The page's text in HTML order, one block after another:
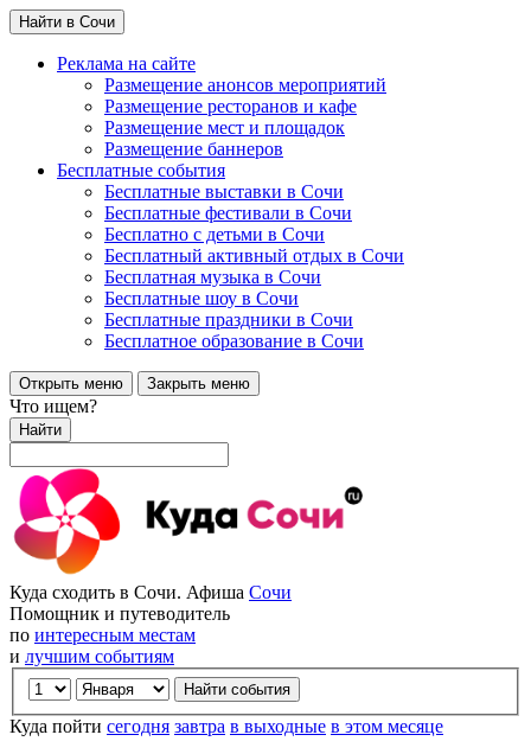
Найти в Сочи
Реклама на сайте
Размещение анонсов мероприятий
Размещение ресторанов и кафе
Размещение мест и площадок
Размещение баннеров
Бесплатные события
Бесплатные выставки в Сочи
Бесплатные фестивали в Сочи
Бесплатно с детьми в Сочи
Бесплатный активный отдых в Сочи
Бесплатная музыка в Сочи
Бесплатные шоу в Сочи
Бесплатные праздники в Сочи
Бесплатное образование в Сочи
Открыть меню Закрыть меню
Что ищем?
Найти
Куда сходить в Сочи. Афиша Сочи
Помощник и путеводитель
по интересным местам
и лучшим событиям
Куда пойти сегодня завтра в выходные в этом месяце